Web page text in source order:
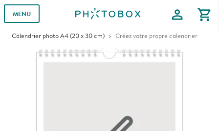
MENU profile shopping_cart
Calendrier photo A4 (20 x 30 cm) Créez votre propre calendrier